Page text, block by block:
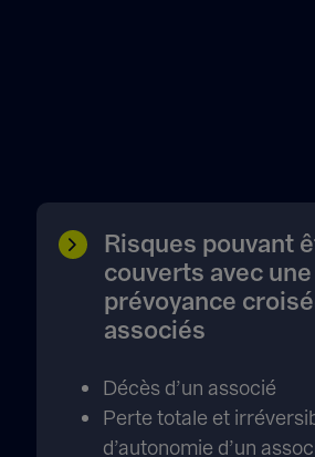
Risques pouvant
couverts avec
prévoyance
associés
Décès d’un associé
Perte totale et
d’autonomie d’un